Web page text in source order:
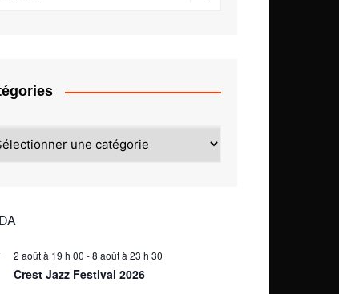
2 août à 19 h 00 -8 août à 23 h 30
Crest Jazz Festival 2026